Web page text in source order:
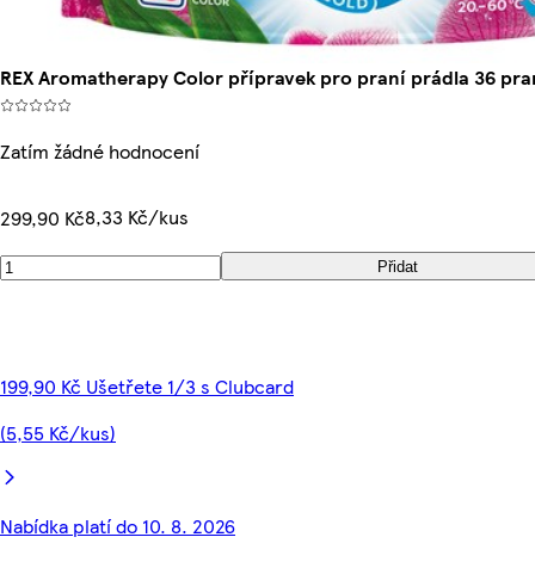
REX Aromatherapy Color přípravek pro praní prádla 36
Zatím žádné hodnocení
299,90 Kč8,33 Kč/kus
Přidat
199,90 Kč Ušetřete 1/3 s Clubcard
(5,55 Kč/kus)
Nabídka platí do 10. 8. 2026